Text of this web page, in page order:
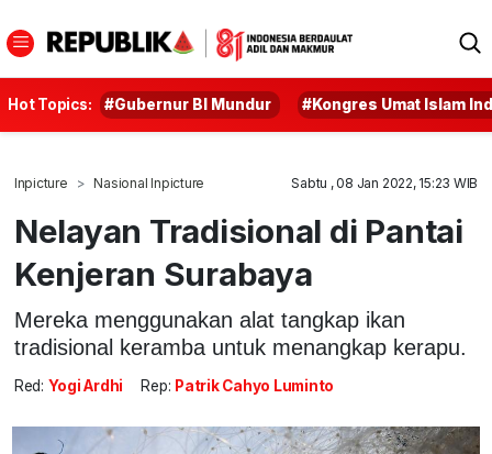
Hot Topics: #Gubernur BI Mundur #Kongres Umat Islam
Inpicture Nasional Inpicture Sabtu , 08 Jan 2022, 15:23 WIB
Nelayan Tradisional di Pantai
Kenjeran Surabaya
Mereka menggunakan alat tangkap ikan
tradisional keramba untuk menangkap kerapu.
Red: Yogi Ardhi Rep: Patrik Cahyo Luminto